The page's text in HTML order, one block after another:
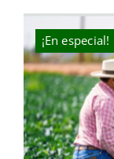
¡En especial!